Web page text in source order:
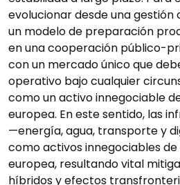
evolucionar desde una gestión
un modelo de preparación
en una cooperación público-
con un mercado único que
operativo bajo cualquier
como un activo innegociable
europea. En este sentido, las
—energía, agua, transporte y
como activos innegociables
europea, resultando vital
híbridos y efectos